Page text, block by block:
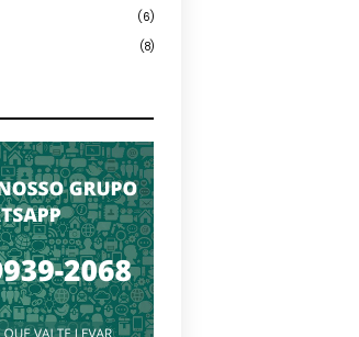
(6)
(8)